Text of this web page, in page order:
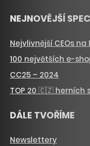
NEJNOVĚJŠÍ
Nejvlivnější CEOs na
100 největších e-
CC25 – 2024
TOP 20 🇨🇿 herních
DÁLE TVOŘÍME
Newslettery